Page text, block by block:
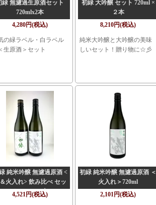
緑 無濾過生原酒セット
720mlx2本
4,280円(税込)
の緑ラベル・白ラベル
生原酒＞セット
初緑 大吟醸 セット 720ml ×
２本
8,210円(税込)
純米大吟醸と大吟醸の美味
しいセット！贈り物に☆彡
純米吟醸 無濾過原酒 <
火入れ> 飲み比べ セッ
ト 720mlx2本
4,521円(税込)
初緑 純米吟醸 無濾過原酒 ＜
火入れ＞720ml
2,101円(税込)